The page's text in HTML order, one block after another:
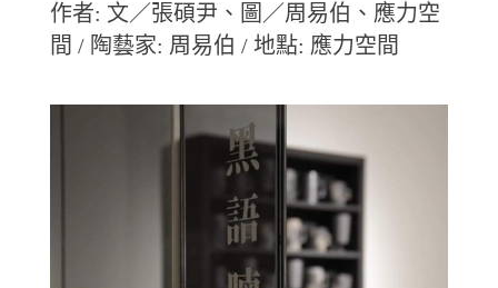
作者: 文／張碩尹、圖／周易伯、應力空
間 / 陶藝家: 周易伯 / 地點: 應力空間